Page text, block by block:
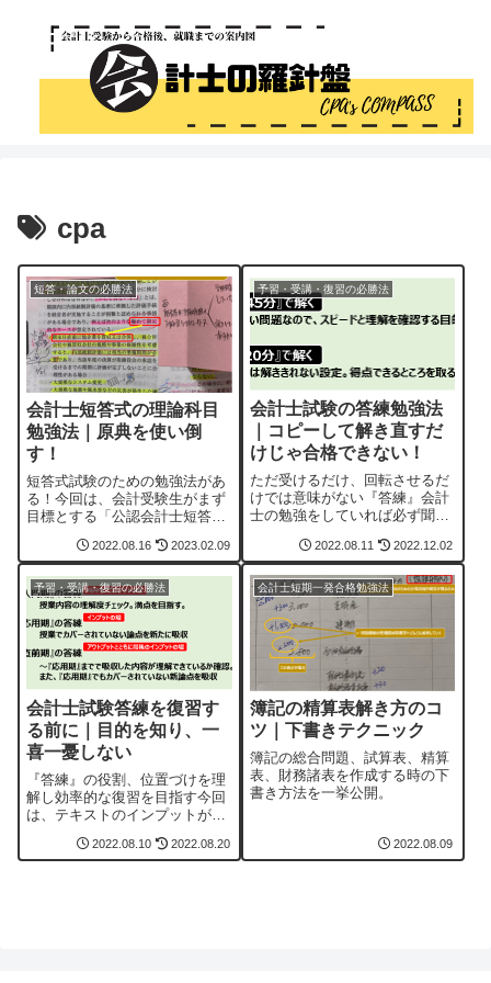
cpa
短答・論文の必勝法
会計士短答式の理論科目
勉強法｜原典を使い倒
す！
短答式試験のための勉強法があ
る！今回は、会計受験生がまず
目標とする「公認会計士短答式
紹介します。私は、この方法
で、無事一発合格を果たすこと
ができましたが、読んでいただ
ければわかるとおり、誰でも真
似できる方法です。...
2022.08.16 2023.02.09
予習・受講・復習の必勝法
会計士試験の答練勉強法
｜コピーして解き直すだ
けじゃ合格できない！
ただ受けるだけ、回転させるだ
けでは意味がない『答練』会計
士の勉強をしていれば必ず聞く
ついては、前回の記事をご覧く
ださい。そして、今回は『答案
練習会』＝『答練』の効果的な
勉強法・復習法をご紹介しま
す。『答練』の復習...
2022.08.11 2022.12.02
予習・受講・復習の必勝法
会計士試験答練を復習す
る前に｜目的を知り、一
喜一憂しない
『答練』の役割、位置づけを理
解し効率的な復習を目指す今回
は、テキストのインプットが終
実施される『答案練習会』＝
（以下、『答練』）についてご
2022.08.10 2022.08.20
会計士短期一発合格勉強法
簿記の精算表解き方のコ
ツ｜下書きテクニック
簿記の総合問題、試算表、精算
表、財務諸表を作成する時の下
書き方法を一挙公開。
2022.08.09